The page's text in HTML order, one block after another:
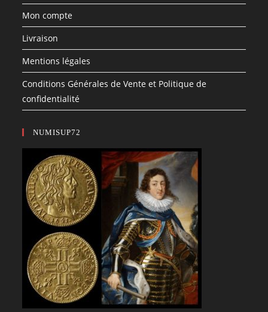
Mon compte
Livraison
Mentions légales
Conditions Générales de Vente et Politique de
confidentialité
NUMISUP72